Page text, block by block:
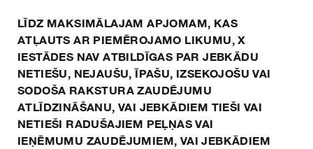
LĪDZ MAKSIMĀLAJAM APJOMAM, KAS
ATĻAUTS AR PIEMĒROJAMO LIKUMU, X
IESTĀDES NAV ATBILDĪGAS PAR JEBKĀDU
NETIEŠU, NEJAUŠU, ĪPAŠU, IZSEKOJOŠU VAI
SODOŠA RAKSTURA ZAUDĒJUMU
ATLĪDZINĀŠANU, VAI JEBKĀDIEM TIEŠI VAI
NETIEŠI RADUŠAJIEM PEĻŅAS VAI
IEŅĒMUMU ZAUDĒJUMIEM, VAI JEBKĀDIEM